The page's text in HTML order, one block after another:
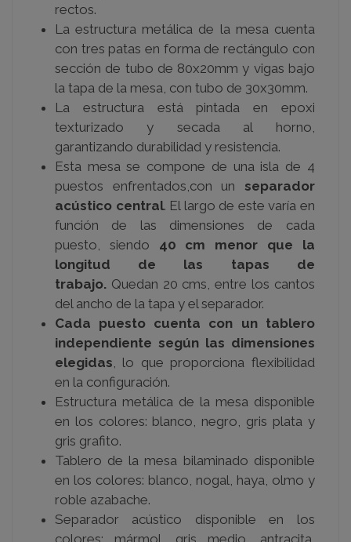
rectos.
La estructura metálica de la mesa cuenta
con tres patas en forma de rectángulo con
sección de tubo de 80x20mm y vigas bajo
la tapa de la mesa, con tubo de 30x30mm.
La estructura está pintada en epoxi
texturizado y secada al horno,
garantizando durabilidad y resistencia.
Esta mesa se compone de una isla de 4
puestos enfrentados,con un separador
acústico central. El largo de este varía en
función de las dimensiones de cada
puesto, siendo 40 cm menor que la
longitud de las tapas de
trabajo. Quedan 20 cms, entre los cantos
del ancho de la tapa y el separador.
Cada puesto cuenta con un tablero
independiente según las dimensiones
elegidas , lo que proporciona flexibilidad
en la configuración.
Estructura metálica de la mesa disponible
en los colores: blanco, negro, gris plata y
gris grafito.
Tablero de la mesa bilaminado disponible
en los colores: blanco, nogal, haya, olmo y
roble azabache.
Separador acústico disponible en los
colores: mármol, gris medio, antracita,